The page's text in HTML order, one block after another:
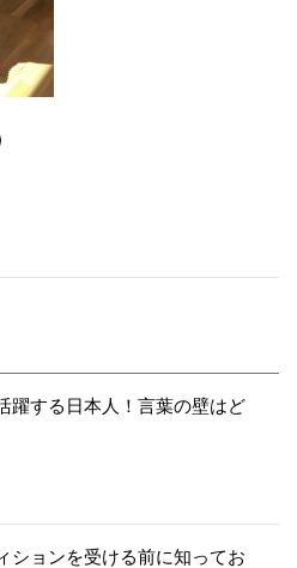
躍する日本人！言葉の壁はど
ションを受ける前に知ってお